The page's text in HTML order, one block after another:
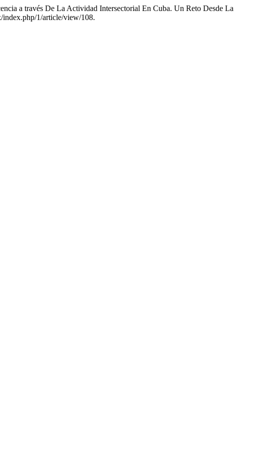
a través De La Actividad Intersectorial En Cuba. Un Reto Desde La
1/article/view/108.